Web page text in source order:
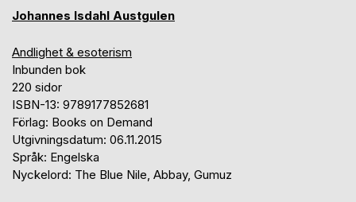
Johannes Isdahl Austgulen
Andlighet & esoterism
Inbunden bok
220 sidor
ISBN-13: 9789177852681
Förlag: Books on Demand
Utgivningsdatum: 06.11.2015
Språk: Engelska
Nyckelord: The Blue Nile, Abbay, Gumuz